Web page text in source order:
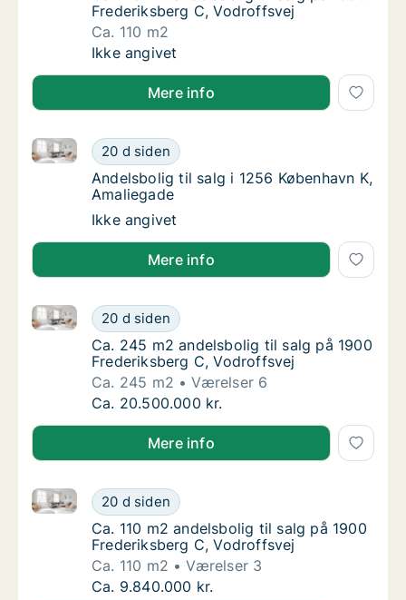
Frederiksberg C, Vodroffsvej
Ca. 110 m2
Ca. 110 m2 andelsbolig til salg på 1900
Ikke angivet
Mere info
Andelsbolig til salg i 1256 København K,
20 d siden
Andelsbolig til salg i 1256 København K, Amaliegade
Andelsbolig til salg i 1256 København K,
Andelsbolig til salg i 1256 København K,
Amaliegade
Andelsbolig til salg i 1256 København K,
Ikke angivet
Mere info
Ca. 245 m2 andelsbolig til salg på 1900
20 d siden
Ca. 245 m2 andelsbolig til salg på 1900
Ca. 245 m2 andelsbolig til salg på 1900
Ca. 245 m2 andelsbolig til salg på 1900
Frederiksberg C, Vodroffsvej
Ca. 245 m2
Værelser 6
Ca. 245 m2 andelsbolig til salg på 1900
Ca. 20.500.000 kr.
Mere info
Ca. 110 m2 andelsbolig til salg på 1900
20 d siden
Ca. 110 m2 andelsbolig til salg på 1900
Ca. 110 m2 andelsbolig til salg på 1900
Ca. 110 m2 andelsbolig til salg på 1900
Frederiksberg C, Vodroffsvej
Ca. 110 m2
Værelser 3
Ca. 110 m2 andelsbolig til salg på 1900
Ca. 9.840.000 kr.